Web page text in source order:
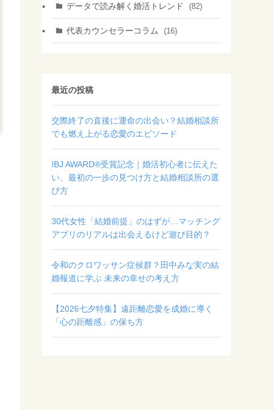
データで読み解く婚活トレンド (82)
代表カウンセラーコラム (16)
最近の投稿
交際終了の直後に運命の出会い？結婚相談所
でも燃え上がる恋愛のエピソード
IBJ AWARD®受賞記念｜婚活初心者に伝えた
い、最初の一歩の見つけ方と結婚相談所の選
び方
30代女性「結婚前提」のはずが…マッチング
アプリのリアルは出会えるけど遊び目的？
令和のクロワッサン症候群？田中みな実の結
婚報道に学ぶ 未来の幸せの考え方
【2026七夕特集】遠距離恋愛を成婚に導く
「心の距離感」の保ち方